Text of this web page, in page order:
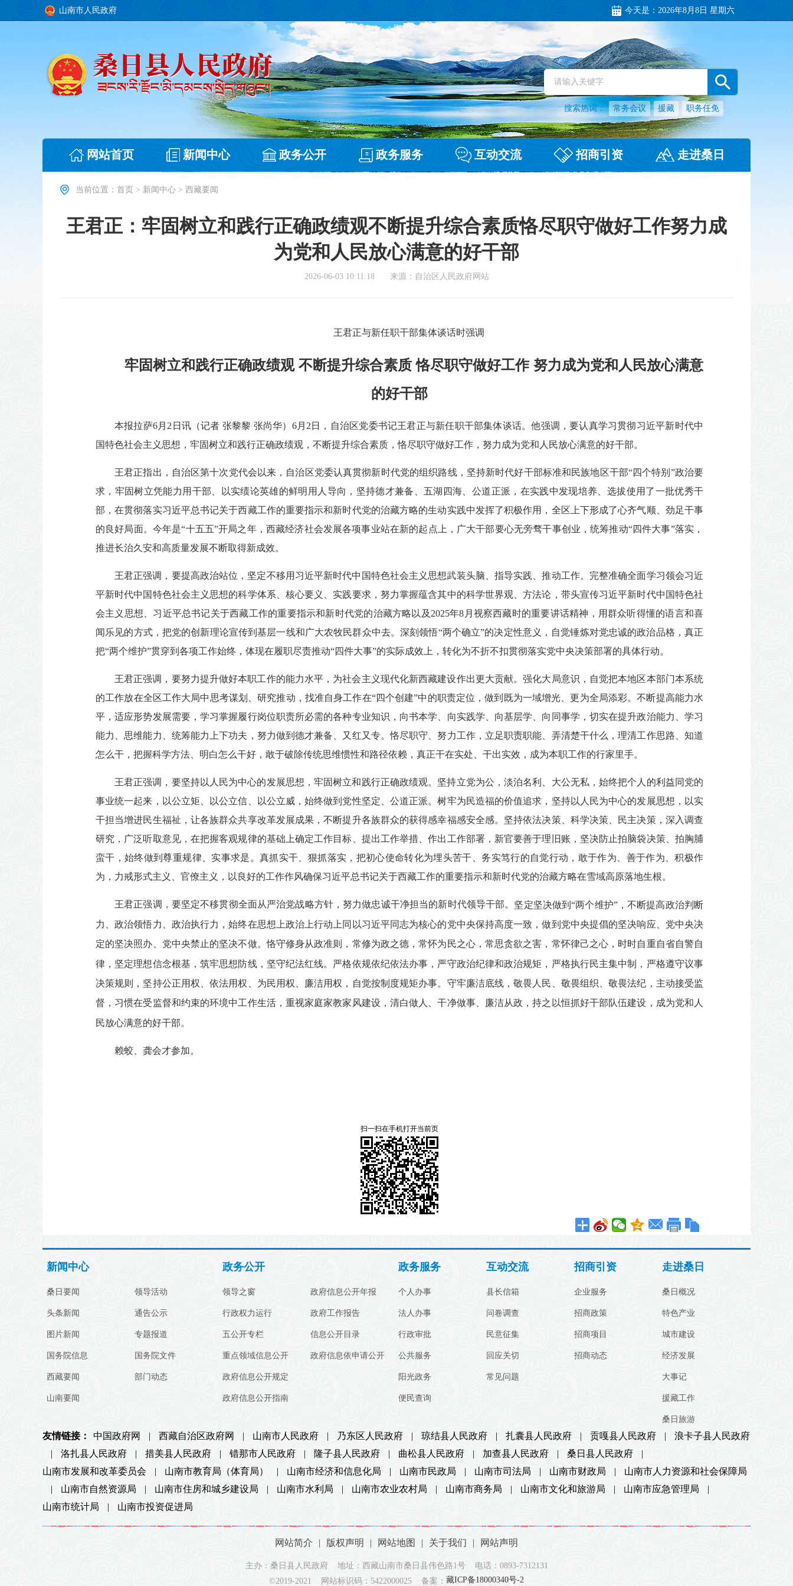
山南市人民政府 今天是： 2026年8月8日 星期六
搜索热词： 常务会议 援藏 职务任免
网站首页 新闻中心 政务公开 政务服务 互动交流 招商引资 走进桑日
当前位置： 首页 > 新闻中心 > 西藏要闻
王君正：牢固树立和践行正确政绩观不断提升综合素质恪尽职守做好工作努力成
为党和人民放心满意的好干部
2026-06-03 10:11:18 来源：自治区人民政府网站
王君正与新任职干部集体谈话时强调
牢固树立和践行正确政绩观 不断提升综合素质 恪尽职守做好工作 努力成为党和人民放心满意
的好干部
本报拉萨6月2日讯（记者 张黎黎 张尚华）6月2日，自治区党委书记王君正与新任职干部集体谈话。他强调，要认真学习贯彻习近平新时代中
国特色社会主义思想，牢固树立和践行正确政绩观，不断提升综合素质，恪尽职守做好工作，努力成为党和人民放心满意的好干部。
王君正指出，自治区第十次党代会以来，自治区党委认真贯彻新时代党的组织路线，坚持新时代好干部标准和民族地区干部“四个特别”政治要
求，牢固树立凭能力用干部、以实绩论英雄的鲜明用人导向，坚持德才兼备、五湖四海、公道正派，在实践中发现培养、选拔使用了一批优秀干
部，在贯彻落实习近平总书记关于西藏工作的重要指示和新时代党的治藏方略的生动实践中发挥了积极作用，全区上下形成了心齐气顺、劲足干事
的良好局面。今年是“十五五”开局之年，西藏经济社会发展各项事业站在新的起点上，广大干部要心无旁骛干事创业，统筹推动“四件大事”落实，
推进长治久安和高质量发展不断取得新成效。
王君正强调，要提高政治站位，坚定不移用习近平新时代中国特色社会主义思想武装头脑、指导实践、推动工作。完整准确全面学习领会习近
平新时代中国特色社会主义思想的科学体系、核心要义、实践要求，努力掌握蕴含其中的科学世界观、方法论，带头宣传习近平新时代中国特色社
会主义思想、习近平总书记关于西藏工作的重要指示和新时代党的治藏方略以及2025年8月视察西藏时的重要讲话精神，用群众听得懂的语言和喜
闻乐见的方式，把党的创新理论宣传到基层一线和广大农牧民群众中去。深刻领悟“两个确立”的决定性意义，自觉锤炼对党忠诚的政治品格，真正
把“两个维护”贯穿到各项工作始终，体现在履职尽责推动“四件大事”的实际成效上，转化为不折不扣贯彻落实党中央决策部署的具体行动。
王君正强调，要努力提升做好本职工作的能力水平，为社会主义现代化新西藏建设作出更大贡献。强化大局意识，自觉把本地区本部门本系统
的工作放在全区工作大局中思考谋划、研究推动，找准自身工作在“四个创建”中的职责定位，做到既为一域增光、更为全局添彩。不断提高能力水
平，适应形势发展需要，学习掌握履行岗位职责所必需的各种专业知识，向书本学、向实践学、向基层学、向同事学，切实在提升政治能力、学习
能力、思维能力、统筹能力上下功夫，努力做到德才兼备、又红又专。恪尽职守、努力工作，立足职责职能、弄清楚干什么，理清工作思路、知道
怎么干，把握科学方法、明白怎么干好，敢于破除传统思维惯性和路径依赖，真正干在实处、干出实效，成为本职工作的行家里手。
王君正强调，要坚持以人民为中心的发展思想，牢固树立和践行正确政绩观。坚持立党为公，淡泊名利、大公无私，始终把个人的利益同党的
事业统一起来，以公立矩、以公立信、以公立威，始终做到党性坚定、公道正派。树牢为民造福的价值追求，坚持以人民为中心的发展思想，以实
干担当增进民生福祉，让各族群众共享改革发展成果，不断提升各族群众的获得感幸福感安全感。坚持依法决策、科学决策、民主决策，深入调查
研究，广泛听取意见，在把握客观规律的基础上确定工作目标、提出工作举措、作出工作部署，新官要善于理旧账，坚决防止拍脑袋决策、拍胸脯
蛮干，始终做到尊重规律、实事求是。真抓实干、狠抓落实，把初心使命转化为埋头苦干、务实笃行的自觉行动，敢于作为、善于作为、积极作
为，力戒形式主义、官僚主义，以良好的工作作风确保习近平总书记关于西藏工作的重要指示和新时代党的治藏方略在雪域高原落地生根。
王君正强调，要坚定不移贯彻全面从严治党战略方针，努力做忠诚干净担当的新时代领导干部。 坚定坚决做到“两个维护”，不断提高政治判断
力、政治领悟力、政治执行力，始终在思想上政治上行动上同以习近平同志为核心的党中央保持高度一致，做到党中央提倡的坚决响应、党中央决
定的坚决照办、党中央禁止的坚决不做。恪守修身从政准则，常修为政之德，常怀为民之心，常思贪欲之害，常怀律己之心，时时自重自省自警自
律，坚定理想信念根基，筑牢思想防线，坚守纪法红线。严格依规依纪依法办事，严守政治纪律和政治规矩，严格执行民主集中制，严格遵守议事
决策规则，坚持公正用权、依法用权、为民用权、廉洁用权，自觉按制度规矩办事。守牢廉洁底线，敬畏人民、敬畏组织、敬畏法纪，主动接受监
督，习惯在受监督和约束的环境中工作生活，重视家庭家教家风建设，清白做人、干净做事、廉洁从政，持之以恒抓好干部队伍建设，成为党和人
民放心满意的好干部。
赖蛟、龚会才参加。
扫一扫在手机打开当前页
新闻中心
桑日要闻
头条新闻
图片新闻
国务院信息
西藏要闻
山南要闻
领导活动
通告公示
专题报道
国务院文件
部门动态
政务公开
领导之窗
行政权力运行
五公开专栏
重点领域信息公开
政府信息公开规定
政府信息公开指南
政府信息公开年报
政府工作报告
信息公开目录
政府信息依申请公开
政务服务
个人办事
法人办事
行政审批
公共服务
阳光政务
便民查询
互动交流
县长信箱
问卷调查
民意征集
回应关切
常见问题
招商引资
企业服务
招商政策
招商项目
招商动态
走进桑日
桑日概况
特色产业
城市建设
经济发展
大事记
援藏工作
桑日旅游
友情链接： 中国政府网 | 西藏自治区政府网 | 山南市人民政府 | 乃东区人民政府 | 琼结县人民政府 | 扎囊县人民政府 | 贡嘎县人民政府 |
浪卡子县人民政府
|
洛扎县人民政府 | 措美县人民政府 | 错那市人民政府 | 隆子县人民政府 | 曲松县人民政府 | 加查县人民政府 | 桑日县人民政府
|
山南市发展和改革委员会
| 山南市教育局（体育局） | 山南市经济和信息化局 | 山南市民政局 | 山南市司法局 | 山南市财政局 |
山南市人力资源和社会保障局
|
山南市自然资源局 | 山南市住房和城乡建设局 | 山南市水利局 | 山南市农业农村局 | 山南市商务局 | 山南市文化和旅游局 | 山南市应急管理局
|
山南市统计局
| 山南市投资促进局
网站简介 | 版权声明 | 网站地图 | 关于我们 | 网站声明
主办：桑日县人民政府 地址：西藏山南市桑日县伟色路1号 电话：0893-7312131
©2019-2021 网站标识码：5422000025 备案： 藏ICP备18000340号-2